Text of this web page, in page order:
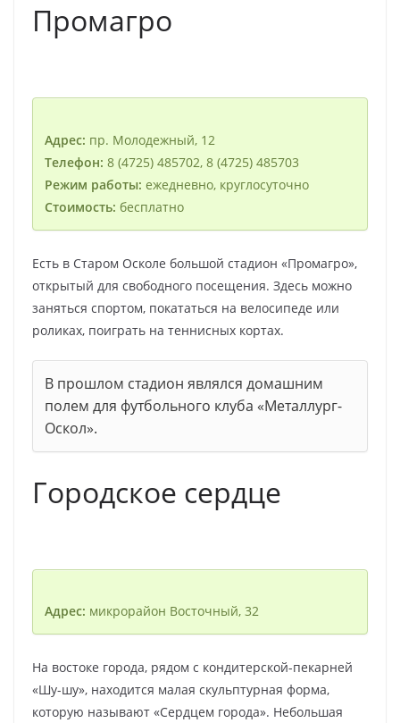
Промагро
Адрес: пр. Молодежный, 12
Телефон: 8 (4725) 485702, 8 (4725) 485703
Режим работы: ежедневно, круглосуточно
Стоимость: бесплатно
Есть в Старом Осколе большой стадион «Промагро»,
открытый для свободного посещения. Здесь можно
заняться спортом, покататься на велосипеде или
роликах, поиграть на теннисных кортах.
В прошлом стадион являлся домашним
полем для футбольного клуба «Металлург-
Оскол».
Городское сердце
Адрес: микрорайон Восточный, 32
На востоке города, рядом с кондитерской-пекарней
«Шу-шу», находится малая скульптурная форма,
которую называют «Сердцем города». Небольшая